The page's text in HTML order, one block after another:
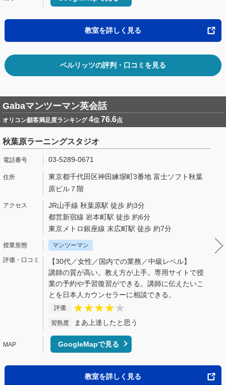
教室を詳しく見る
ベルリッツの評判・口コミを見る
Gabaマンツーマン英会話
オリコン顧客満足度ランキング4位 76.6点
秋葉原ラーニングスタジオ
03-5289-0671
東京都千代田区神田練塀町3番地 富士ソフト秋葉
原ビル７階
JR山手線 秋葉原駅 徒歩 約3分
都営新宿線 岩本町駅 徒歩 約6分
東京メトロ銀座線 末広町駅 徒歩 約7分
マンツーマン
【30代／女性／国内での業務／中級レベル】
講師の質が高い。教え方が上手。専用サイトで授
業の予約や予習復習ができる。講師に伝えたいこ
とを日本人カウンセラーに相談できる。
評価
習熟度 まあ上達したと思う
GoogleMapで見る
教室を詳しく見る